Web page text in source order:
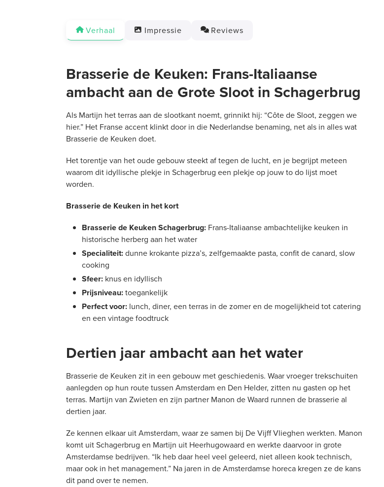
Verhaal Impressie Reviews
Brasserie de Keuken: Frans-Italiaanse
ambacht aan de Grote Sloot in Schagerbrug
Als Martijn het terras aan de slootkant noemt, grinnikt hij: “Côte de Sloot, zeggen we
hier.” Het Franse accent klinkt door in die Nederlandse benaming, net als in alles wat
Brasserie de Keuken doet.
Het torentje van het oude gebouw steekt af tegen de lucht, en je begrijpt meteen
waarom dit idyllische plekje in Schagerbrug een plekje op jouw to do lijst moet
worden.
Brasserie de Keuken in het kort
Brasserie de Keuken Schagerbrug: Frans-Italiaanse ambachtelijke keuken in
historische herberg aan het water
Specialiteit:dunne krokante pizza’s, zelfgemaakte pasta, confit de canard, slow
cooking
Sfeer: knus en idyllisch
Prijsniveau:toegankelijk
Perfect voor: lunch, diner, een terras in de zomer en de mogelijkheid tot catering
en een vintage foodtruck
Dertien jaar ambacht aan het water
Brasserie de Keuken zit in een gebouw met geschiedenis. Waar vroeger trekschuiten
aanlegden op hun route tussen Amsterdam en Den Helder, zitten nu gasten op het
terras. Martijn van Zwieten en zijn partner Manon de Waard runnen de brasserie al
dertien jaar.
Ze kennen elkaar uit Amsterdam, waar ze samen bij De Vijff Vlieghen werkten. Manon
komt uit Schagerbrug en Martijn uit Heerhugowaard en werkte daarvoor in grote
Amsterdamse bedrijven. “Ik heb daar heel veel geleerd, niet alleen kook technisch,
maar ook in het management.” Na jaren in de Amsterdamse horeca kregen ze de kans
dit pand over te nemen.